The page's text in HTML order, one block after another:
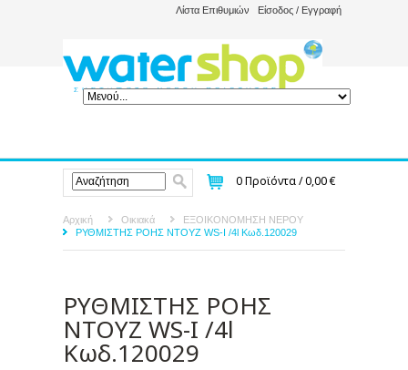
Λίστα Επιθυμιών Είσοδος / Εγγραφή
0Προϊόντα /0,00 €
Αρχική Οικιακά
ΕΞΟΙΚΟΝΟΜΗΣΗ ΝΕΡΟΥ
ΡΥΘΜΙΣΤΗΣ ΡΟΗΣ ΝΤΟΥΖ WS-I /4l Κωδ.120029
ΡΥΘΜΙΣΤΗΣ ΡΟΗΣ
ΝΤΟΥΖ WS-I /4l
Κωδ.120029